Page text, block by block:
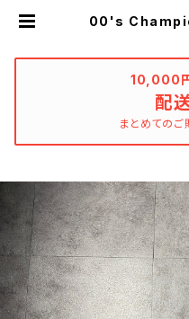
00's
ト パーカー
10,000
配
まとめての